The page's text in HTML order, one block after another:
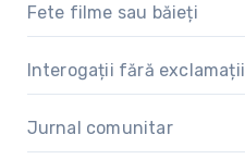
Fete filme sau băieți
Interogații fără exclamații
Jurnal comunitar